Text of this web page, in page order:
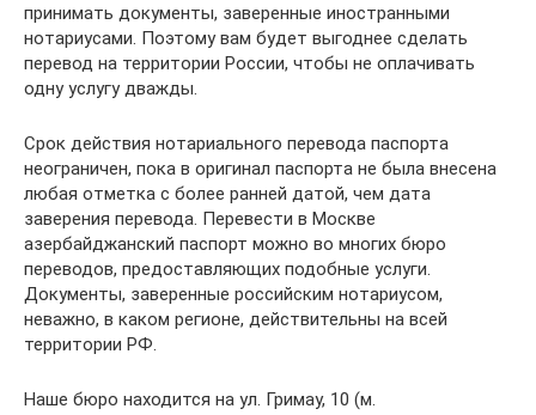
принимать документы, заверенные иностранными
нотариусами. Поэтому вам будет выгоднее сделать
перевод на территории России, чтобы не оплачивать
одну услугу дважды.
Срок действия нотариального перевода паспорта
неограничен, пока в оригинал паспорта не была внесена
любая отметка с более ранней датой, чем дата
заверения перевода. Перевести в Москве
азербайджанский паспорт можно во многих бюро
переводов, предоставляющих подобные услуги.
Документы, заверенные российским нотариусом,
неважно, в каком регионе, действительны на всей
территории РФ.
Наше бюро находится на ул. Гримау, 10 (м.